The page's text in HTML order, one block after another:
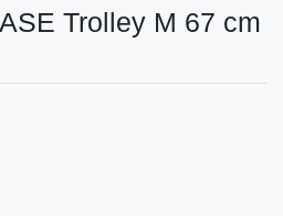
Trolley M 67 cm